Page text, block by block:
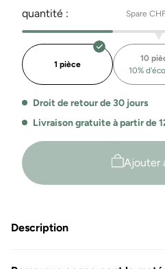
quantité
pour
Snap-
T
polaire
Bormio
le
pull
polaire
unisexe
T
Bormio
quantité : Spare
1 pièce
10
10%
Droit de retour de 30 jours
Livraison gratuite à partir de
Ajouter
Description